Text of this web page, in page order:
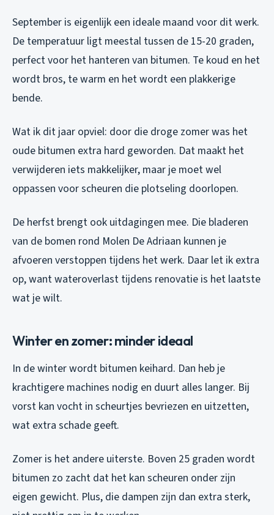
September is eigenlijk een ideale maand voor dit werk.
De temperatuur ligt meestal tussen de 15-20 graden,
perfect voor het hanteren van bitumen. Te koud en het
wordt bros, te warm en het wordt een plakkerige
bende.
Wat ik dit jaar opviel: door die droge zomer was het
oude bitumen extra hard geworden. Dat maakt het
verwijderen iets makkelijker, maar je moet wel
oppassen voor scheuren die plotseling doorlopen.
De herfst brengt ook uitdagingen mee. Die bladeren
van de bomen rond Molen De Adriaan kunnen je
afvoeren verstoppen tijdens het werk. Daar let ik extra
op, want wateroverlast tijdens renovatie is het laatste
wat je wilt.
Winter en zomer: minder ideaal
In de winter wordt bitumen keihard. Dan heb je
krachtigere machines nodig en duurt alles langer. Bij
vorst kan vocht in scheurtjes bevriezen en uitzetten,
wat extra schade geeft.
Zomer is het andere uiterste. Boven 25 graden wordt
bitumen zo zacht dat het kan scheuren onder zijn
eigen gewicht. Plus, die dampen zijn dan extra sterk,